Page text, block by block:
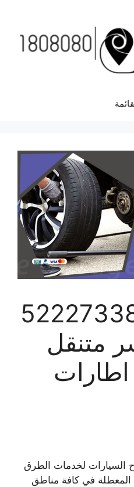
بيان 52227338
متنقل
اطارات
السيارات لخدمات الطرق
المعطلة في كافة مناطق